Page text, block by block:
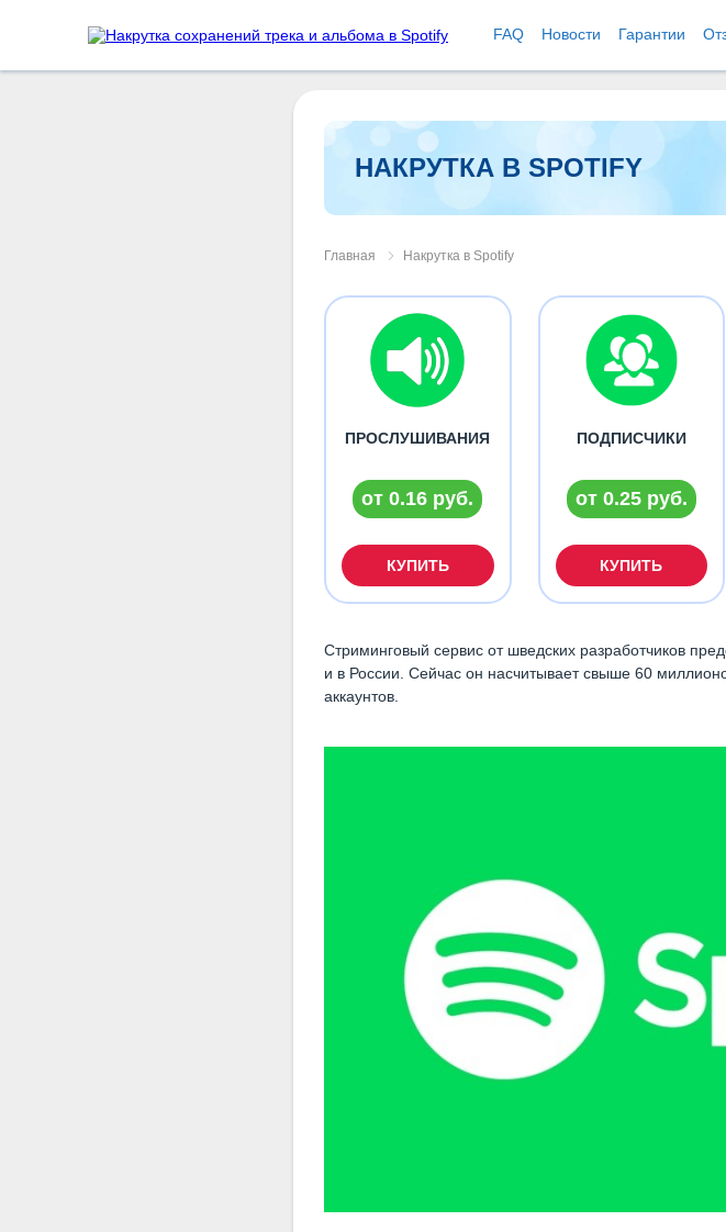
FAQ Новости Гарантии
НАКРУТКА В SPOTIFY
Главная Накрутка в Spotify
ПРОСЛУШИВАНИЯ
от 0.16 руб.
КУПИТЬ
ПОДПИСЧИКИ
от 0.25 руб.
КУПИТЬ
Стриминговый сервис от шведских разработчиков
и в России. Сейчас он насчитывает свыше 60
аккаунтов.